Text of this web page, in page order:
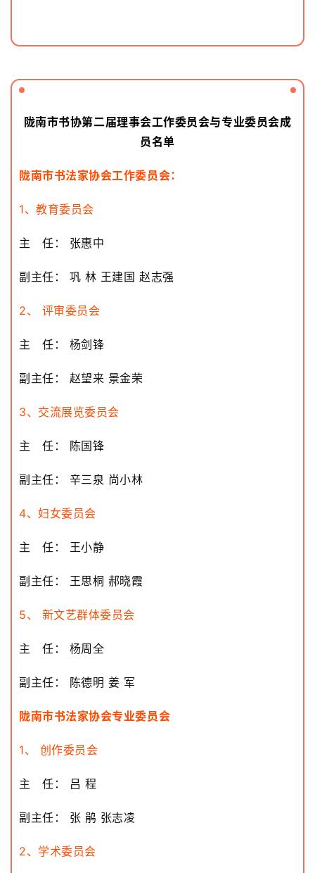
页
艺
坛
快
书
征
陇南市书协第二届理事会工作委员会与专业委员会成
员名单
陇南市书法家协会工作委员会：
1、教育委员会
主 任： 张惠中
副主任： 巩 林 王建国 赵志强
2、 评审委员会
主 任： 杨剑锋
副主任： 赵望来 景金荣
3、交流展览委员会
主 任： 陈国锋
副主任： 辛三泉 尚小林
4、妇女委员会
主 任： 王小静
副主任： 王思桐 郝晓霞
5、 新文艺群体委员会
主 任： 杨周全
副主任： 陈德明 姜 军
陇南市书法家协会专业委员会
1、 创作委员会
主 任： 吕 程
副主任： 张 鹃 张志凌
2、学术委员会